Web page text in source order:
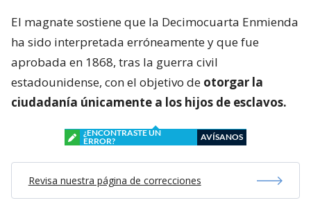
El magnate sostiene que la Decimocuarta Enmienda
ha sido interpretada erróneamente y que fue
aprobada en 1868, tras la guerra civil
estadounidense, con el objetivo de otorgar la
ciudadanía únicamente a los hijos de esclavos.
¿ENCONTRASTE UN
ERROR?
AVÍSANOS
Revisa nuestra página de correcciones